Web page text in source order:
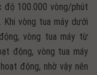
độ 100.000 vòng/phút
vòng tua máy dưới
vòng tua máy từ
động, vòng tua máy
động, nhờ vậy nên